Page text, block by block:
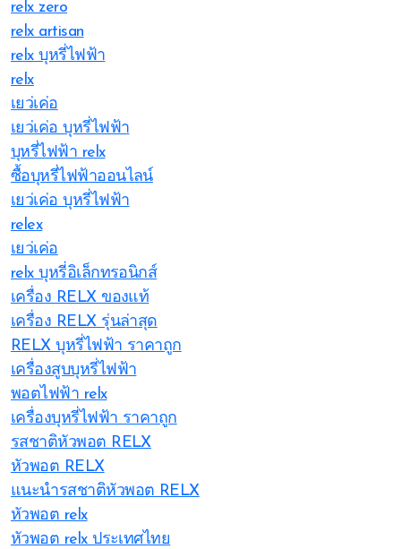
relx zero
relx artisan
relx บุหรี่ไฟฟ้า
relx
เยว่เค่อ
เยว่เค่อ บุหรี่ไฟฟ้า
บุหรี่ไฟฟ้า relx
ซื้อบุหรี่ไฟฟ้าออนไลน์
เยว่เค่อ บุหรี่ไฟฟ้า
relex
เยว่เค่อ
relx บุหรี่อิเล็กทรอนิกส์
เครื่อง RELX ของแท้
เครื่อง RELX รุ่นล่าสุด
RELX บุหรี่ไฟฟ้า ราคาถูก
เครื่องสูบบุหรี่ไฟฟ้า
พอตไฟฟ้า relx
เครื่องบุหรี่ไฟฟ้า ราคาถูก
รสชาติหัวพอต RELX
หัวพอต RELX
แนะนำรสชาติหัวพอต RELX
หัวพอต relx
หัวพอต relx ประเทศไทย